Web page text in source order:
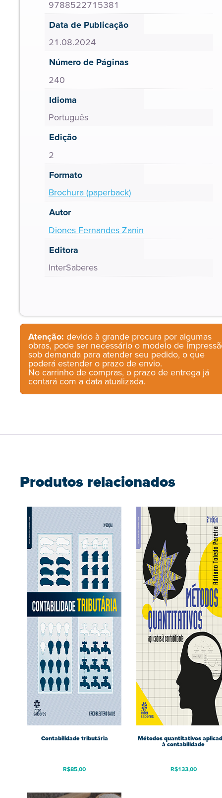
9788522715381
Data de Publicação
21.08.2024
Número de Páginas
240
Idioma
Português
Edição
2
Formato
Brochura (paperback)
Autor
Diones Fernandes Zanin
Editora
InterSaberes
Atenção: devido à grande procura por algumas
obras, pode ser necessário o modelo de
sob demanda para atender seu pedido, o que
poderá estender o prazo de envio.
No carrinho de compras, o prazo de entrega já
contará com a data atualizada.
Produtos relacionados
Contabilidade tributária
R$85,00
Métodos quantitativos
à contabilidade
R$133,00